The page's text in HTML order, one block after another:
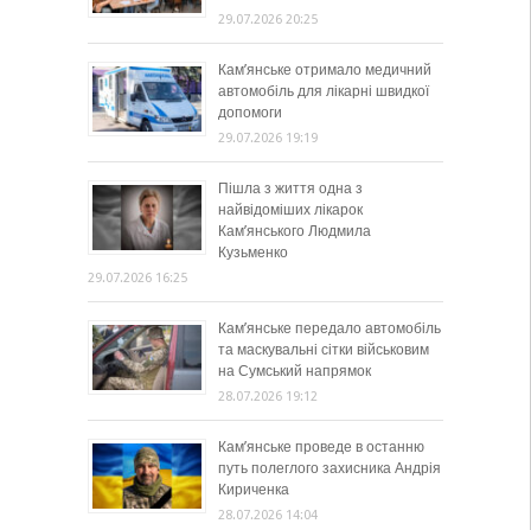
29.07.2026 20:25
Кам’янське отримало медичний
автомобіль для лікарні швидкої
допомоги
29.07.2026 19:19
Пішла з життя одна з
найвідоміших лікарок
Кам’янського Людмила
Кузьменко
29.07.2026 16:25
Кам’янське передало автомобіль
та маскувальні сітки військовим
на Сумський напрямок
28.07.2026 19:12
Кам’янське проведе в останню
путь полеглого захисника Андрія
Кириченка
28.07.2026 14:04